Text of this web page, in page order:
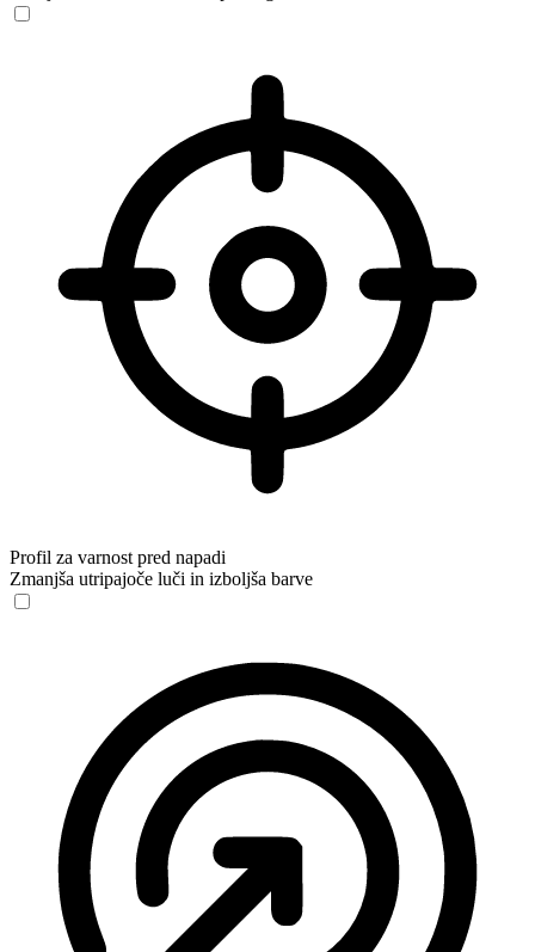
Profil za varnost pred napadi
Zmanjša utripajoče luči in izboljša barve